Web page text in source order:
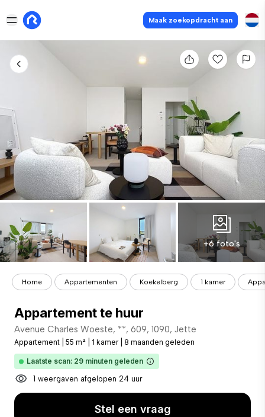
Maak zoekopdracht aan
+6 foto's
Home Appartementen Koekelberg 1 kamer
Appartement te huur
Avenue Charles Woeste, **, 609, 1090, Jette
Appartement 55 m² 1 kamer 8 maanden geleden
Laatste scan: 29 minuten geleden
1 weergaven afgelopen 24 uur
Stel een vraag